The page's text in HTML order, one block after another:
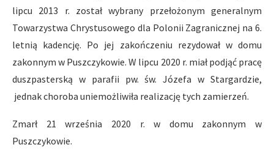
lipcu 2013 r. został wybrany przełożonym generalnym
Towarzystwa Chrystusowego dla Polonii Zagranicznej na 6.
letnią kadencję. Po jej zakończeniu rezydował w domu
zakonnym w Puszczykowie. W lipcu 2020 r. miał podjąć pracę
duszpasterską w parafii pw. św. Józefa w Stargardzie,
jednak choroba uniemożliwiła realizację tych zamierzeń.
Zmarł 21 września 2020 r. w domu zakonnym w
Puszczykowie.